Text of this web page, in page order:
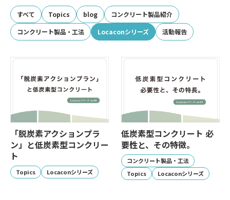
すべて Topics blog
コンクリート製品紹介
コンクリート製品・工法
Locaconシリーズ 活動報告
「脱炭素アクションプラ
ン」と低炭素型コンクリー
ト
Topics Locaconシリーズ
低炭素型コンクリート 必
要性と、その特徴。
コンクリート製品・工法
Topics
Locaconシリーズ